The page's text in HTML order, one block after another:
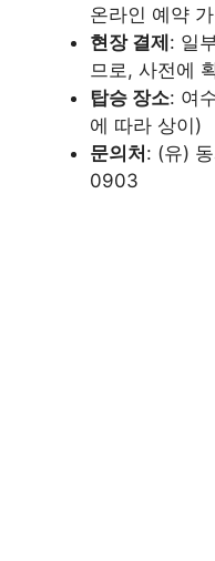
온라인 예약
현장 결제 : 일
므로, 사전에
탑승 장소: 여
에 따라 상이)
문의처 : (유)
0903